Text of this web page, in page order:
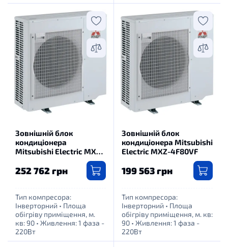
Зовнішній блок
кондиціонера
Mitsubishi Electric MXZ-
252 762 грн
Тип компресора:
Інверторний • Площа
обігріву приміщення, м.
кв: 90 • Живлення: 1 фаза -
220Вт
Зовнішній блок
кондиціонера Mitsubishi
Electric MXZ-4F80VF
199 563 грн
Тип компресора:
Інверторний • Площа
обігріву приміщення, м. кв:
90 • Живлення: 1 фаза -
220Вт